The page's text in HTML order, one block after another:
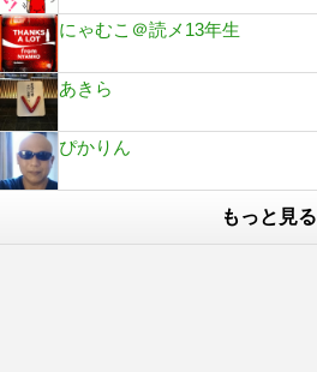
にゃむこ＠読メ13年生
あきら
ぴかりん
もっと見る